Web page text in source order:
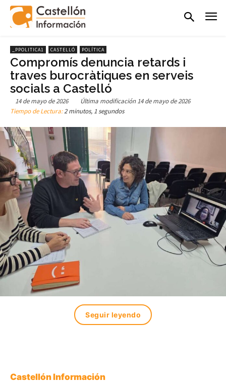
_PPOLITICA1 CASTELLÓ POLÍTICA
Compromís denuncia retards i
traves burocràtiques en serveis
socials a Castelló
14 de mayo de 2026 Última modificación 14 de mayo de 2026
Tiempo de Lectura:2 minutos, 1 segundos
Seguir leyendo
Castellón Información